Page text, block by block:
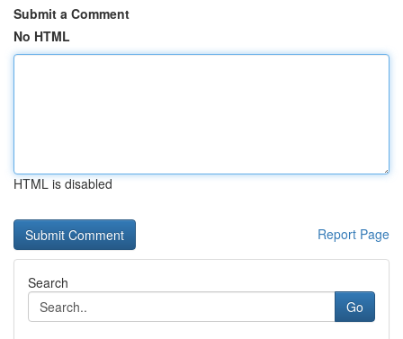
Submit a Comment
No HTML
HTML is disabled
Report Page
Search
Go